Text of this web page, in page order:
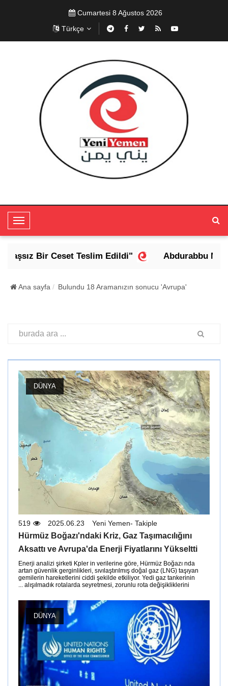
Cumartesi 8 Ağustos 2026
Türkçe
T
o
g
e
i
t
i
Bir Ceset Teslim Edildi" Abdurabbu Mansur
Ana sayfa Bulundu 18 Aramanızın sonucu 'Avrupa'
DÜNYA
Yeni Yemen- Takiple
2025.06.23
519
Hürmüz Boğazı'ndaki Kriz, Gaz Taşımacılığını
Aksattı ve Avrupa'da Enerji Fiyatlarını Yükseltti
Enerji analizi şirketi Kpler in verilerine göre, Hürmüz Boğazı nda
artan güvenlik gerginlikleri, sıvılaştırılmış doğal gaz (LNG) taşıyan
gemilerin hareketlerini ciddi şekilde etkiliyor. Yedi gaz tankerinin
alışılmadık rotalarda seyretmesi, zorunlu rota değişikliklerini ...
DÜNYA